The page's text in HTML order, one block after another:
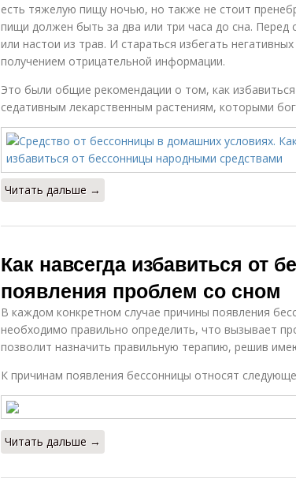
есть тяжелую пищу ночью, но также не стоит
пищи должен быть за два или три часа до сна.
или настои из трав. И стараться избегать
получением отрицательной информации.
Это были общие рекомендации о том, как
седативным лекарственным растениям, которыми
Читать дальше →
Как навсегда избавиться от
появления проблем со сном
В каждом конкретном случае причины появления
необходимо правильно определить, что вызывает
позволит назначить правильную терапию, решив
К причинам появления бессонницы относят
Читать дальше →